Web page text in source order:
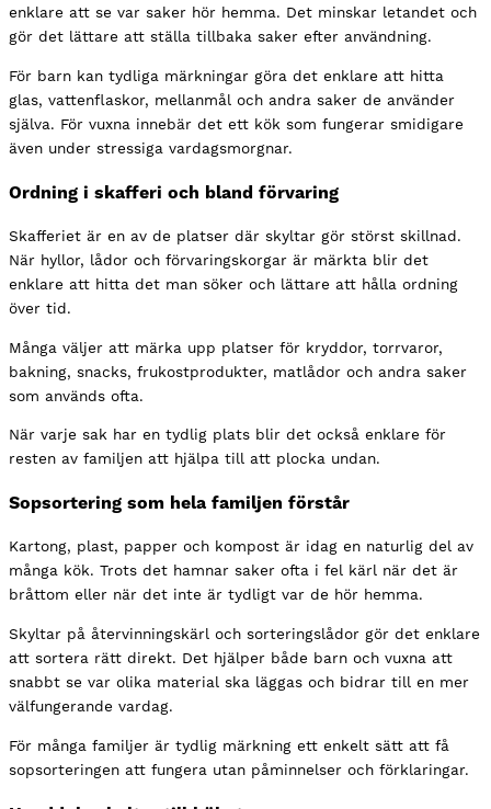
enklare att se var saker hör hemma. Det minskar letandet och
gör det lättare att ställa tillbaka saker efter användning.
För barn kan tydliga märkningar göra det enklare att hitta
glas, vattenflaskor, mellanmål och andra saker de använder
själva. För vuxna innebär det ett kök som fungerar smidigare
även under stressiga vardagsmorgnar.
Ordning i skafferi och bland förvaring
Skafferiet är en av de platser där skyltar gör störst skillnad.
När hyllor, lådor och förvaringskorgar är märkta blir det
enklare att hitta det man söker och lättare att hålla ordning
över tid.
Många väljer att märka upp platser för kryddor, torrvaror,
bakning, snacks, frukostprodukter, matlådor och andra saker
som används ofta.
När varje sak har en tydlig plats blir det också enklare för
resten av familjen att hjälpa till att plocka undan.
Sopsortering som hela familjen förstår
Kartong, plast, papper och kompost är idag en naturlig del av
många kök. Trots det hamnar saker ofta i fel kärl när det är
bråttom eller när det inte är tydligt var de hör hemma.
Skyltar på återvinningskärl och sorteringslådor gör det enklare
att sortera rätt direkt. Det hjälper både barn och vuxna att
snabbt se var olika material ska läggas och bidrar till en mer
välfungerande vardag.
För många familjer är tydlig märkning ett enkelt sätt att få
sopsorteringen att fungera utan påminnelser och förklaringar.